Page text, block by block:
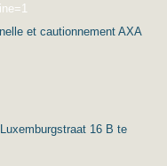
et cautionnement AXA
16 B te